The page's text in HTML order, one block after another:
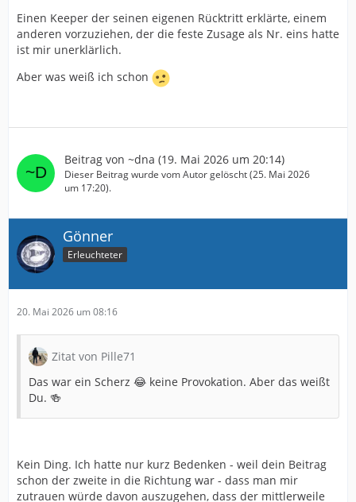
Einen Keeper der seinen eigenen Rücktritt erklärte, einem
anderen vorzuziehen, der die feste Zusage als Nr. eins hatte
ist mir unerklärlich.
Aber was weiß ich schon
Beitrag von ~dna (19. Mai 2026 um 20:14)
Dieser Beitrag wurde vom Autor gelöscht (25. Mai 2026
um 17:20).
Gönner
Erleuchteter
20. Mai 2026 um 08:16
Zitat von Pille71
Das war ein Scherz 😂 keine Provokation. Aber das weißt
Du. 🍻
Kein Ding. Ich hatte nur kurz Bedenken - weil dein Beitrag
schon der zweite in die Richtung war - dass man mir
zutrauen würde davon auszugehen, dass der mittlerweile